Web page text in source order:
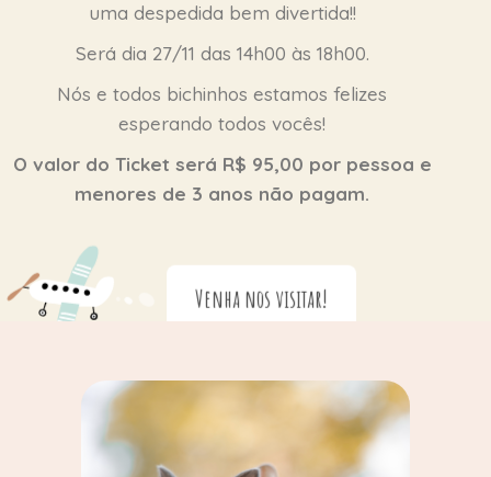
uma despedida bem divertida!!
Será dia 27/11 das 14h00 às 18h00.
Nós e todos bichinhos estamos felizes
esperando todos vocês!
O valor do Ticket será R$ 95,00 por pessoa e
menores de 3 anos não pagam.
Venha nos visitar!